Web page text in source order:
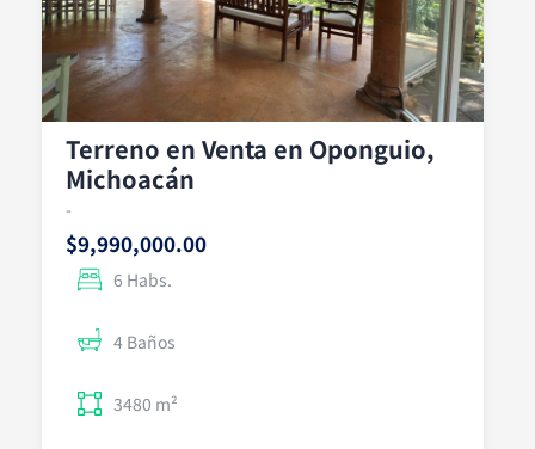
Terreno en Venta en Oponguio,
Michoacán
-
$9,990,000.00
6 Habs.
4 Baños
3480 m²